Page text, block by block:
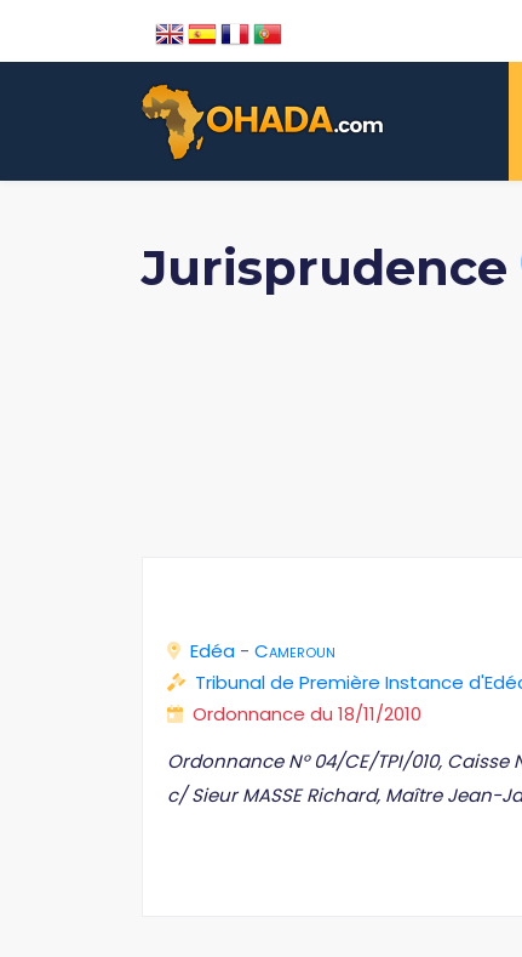
Jurisprudence
Edéa - Cameroun
Tribunal de Première Instance
Ordonnance du 18/11/2010
Ordonnance N° 04/CE/TPI/010,
c/ Sieur MASSE Richard, Maître Jean-